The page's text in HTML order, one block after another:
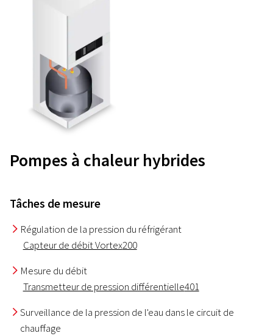
Pompes à chaleur hybrides
Tâches de mesure
I Régulation de la pression du réfrigérant
Capteur de débit Vortex200
I Mesure du débit
Transmetteur de pression différentielle401
I Surveillance de la pression de l'eau dans le circuit de
chauffage